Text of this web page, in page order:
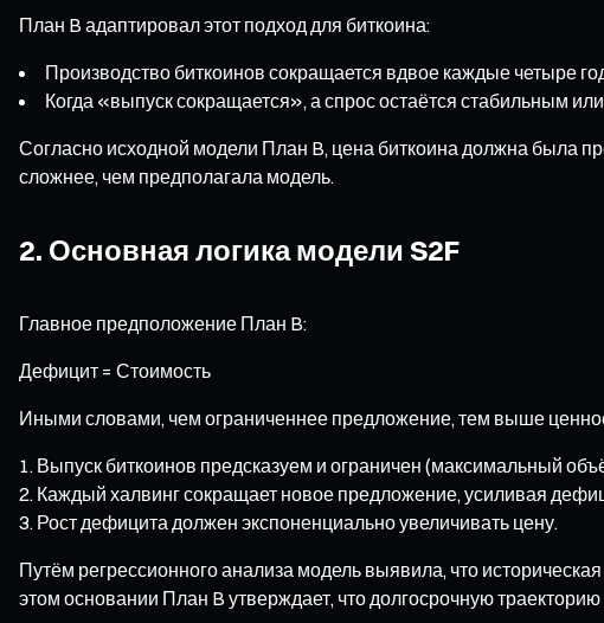
План B адаптировал этот подход для биткоина:
Производство биткоинов сокращается вдвое каждые четыре
Когда «выпуск сокращается», а спрос остаётся стабильным
Согласно исходной модели План B, цена биткоина должна была
сложнее, чем предполагала модель.
2. Основная логика модели S2F
Главное предположение План B:
Дефицит = Стоимость
Иными словами, чем ограниченнее предложение, тем выше
Выпуск биткоинов предсказуем и ограничен (максимальный
Каждый халвинг сокращает новое предложение, усиливая
Рост дефицита должен экспоненциально увеличивать цену.
Путём регрессионного анализа модель выявила, что
этом основании План B утверждает, что долгосрочную